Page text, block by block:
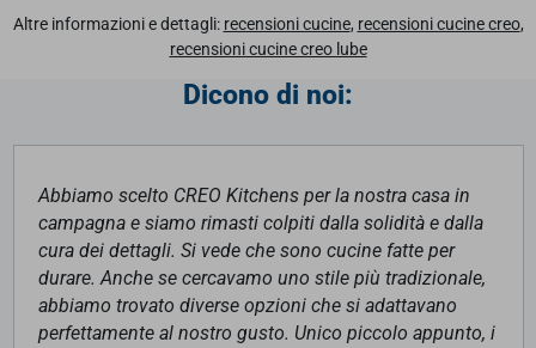
Altre informazioni e dettagli: recensioni cucine, recensioni cucine creo,
recensioni cucine creo lube
Dicono di noi:
Abbiamo scelto CREO Kitchens per la nostra casa in
campagna e siamo rimasti colpiti dalla solidità e dalla
cura dei dettagli. Si vede che sono cucine fatte per
durare. Anche se cercavamo uno stile più tradizionale,
abbiamo trovato diverse opzioni che si adattavano
perfettamente al nostro gusto. Unico piccolo appunto, i